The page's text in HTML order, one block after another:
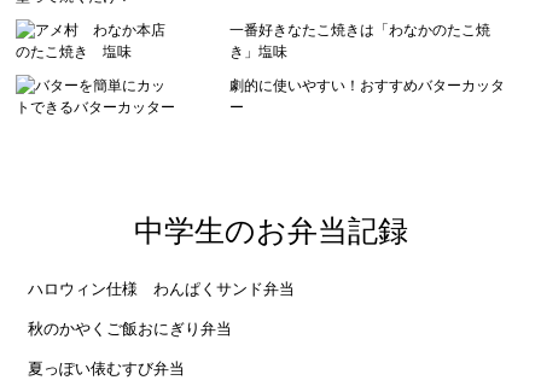
一番好きなたこ焼きは「わなかのたこ焼
き」塩味
劇的に使いやすい！おすすめバターカッタ
ー
中学生のお弁当記録
ハロウィン仕様 わんぱくサンド弁当
秋のかやくご飯おにぎり弁当
夏っぽい俵むすび弁当